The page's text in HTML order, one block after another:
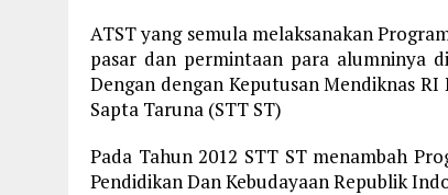
ATST yang semula melaksanakan
pasar dan permintaan para alumninya
Dengan dengan Keputusan Mendiknas
Sapta Taruna (STT ST)
Pada Tahun 2012 STT ST menambah
Pendidikan Dan Kebudayaan Republik